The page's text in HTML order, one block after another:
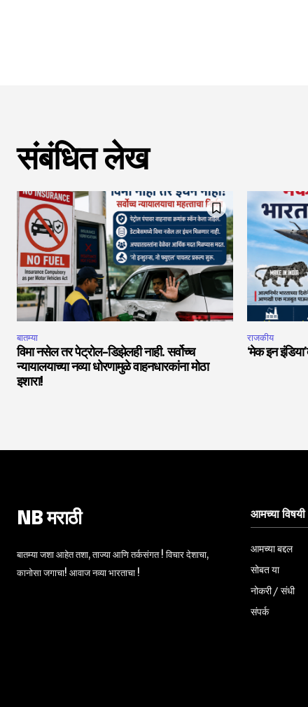
संबंधित लेख
बातम्या
विमा नसेल तर पेट्रोल-डिझेलही नाही. सर्वोच्च
न्यायालयाच्या नव्या धोरणामुळे वाहनधारकांना मोठा
इशारा!
राजकीय
‘मेक इन
NB मराठी
बातम्या जशा आहेत तशा, ताज्या आणि तर्कसंगत ! विचार देशाचा,
कानोसा जगाचा! आवाज नव्या भारताचा !
आमच्या विषयी
आमच्या बद्दल
सोबत या
नोकरी / संधी
संपर्क